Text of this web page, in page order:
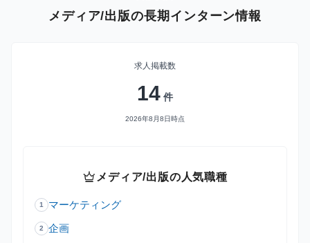
メディア/出版の長期インターン情報
求人掲載数
14 件
2026年8月8日時点
crown メディア/出版の人気職種
1 マーケティング
2 企画